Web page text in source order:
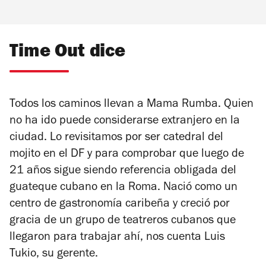
Time Out dice
Todos los caminos llevan a Mama Rumba. Quien
no ha ido puede considerarse extranjero en la
ciudad. Lo revisitamos por ser catedral del
mojito en el DF y para comprobar que luego de
21 años sigue siendo referencia obligada del
guateque cubano en la Roma. Nació como un
centro de gastronomía caribeña y creció por
gracia de un grupo de teatreros cubanos que
llegaron para trabajar ahí, nos cuenta Luis
Tukio, su gerente.